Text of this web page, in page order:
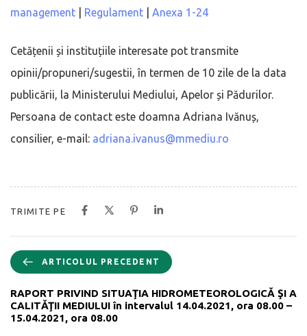
management
Regulament Anexa 1-24
Cetățenii și instituțiile interesate pot transmite
opinii/propuneri/sugestii, în termen de 10 zile de la data
publicării, la Ministerului Mediului, Apelor și Pădurilor.
Persoana de contact este doamna Adriana Ivănuș,
consilier, e-mail: adriana.ivanus@mmediu.ro
TRIMITE PE
ARTICOLUL PRECEDENT
RAPORT PRIVIND SITUAŢIA HIDROMETEOROLOGICĂ ŞI A
CALITĂŢII MEDIULUI în intervalul 14.04.2021, ora 08.00 –
15.04.2021, ora 08.00